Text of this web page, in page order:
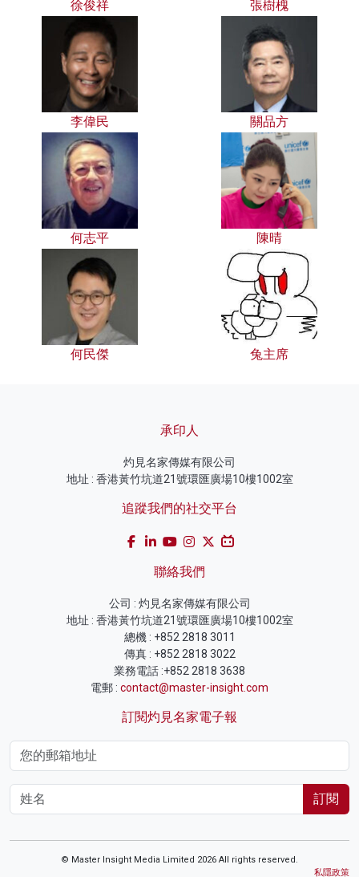
徐俊祥 張樹槐
李偉民 關品方
何志平 陳晴
何民傑 兔主席
承印人
灼見名家傳媒有限公司
地址 : 香港黃竹坑道21號環匯廣場10樓1002室
追蹤我們的社交平台
聯絡我們
公司 : 灼見名家傳媒有限公司
地址 : 香港黃竹坑道21號環匯廣場10樓1002室
總機 : +852 2818 3011
傳真 : +852 2818 3022
業務電話 :+852 2818 3638
電郵 : contact@master-insight.com
訂閱灼見名家電子報
訂閱
© Master Insight Media Limited 2026 All rights reserved.
私隱政策